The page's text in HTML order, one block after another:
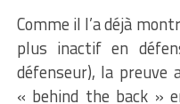
Comme il l’a déjà
plus inactif en
défenseur), la preuve
« behind the back »